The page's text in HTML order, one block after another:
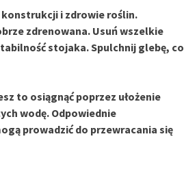
i zdrowie roślin.
zdrenowana. Usuń wszelkie
stojaka. Spulchnij glebę, co
to osiągnąć poprzez ułożenie
wodę. Odpowiednie
prowadzić do przewracania się